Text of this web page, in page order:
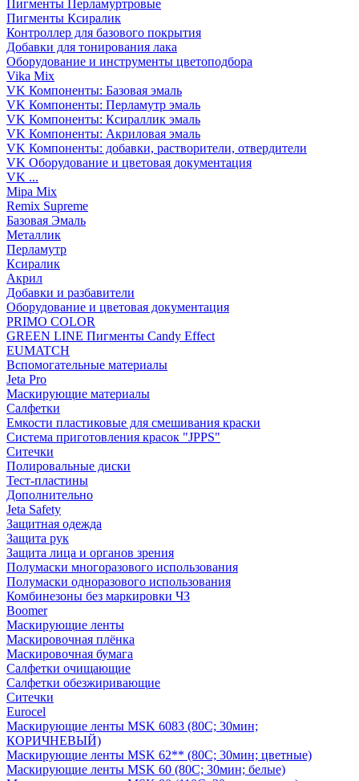
Пигменты Перламуртровые
Пигменты Ксиралик
Контроллер для базового покрытия
Добавки для тонирования лака
Оборудование и инструменты цветоподбора
Vika Mix
VK Компоненты: Базовая эмаль
VK Компоненты: Перламутр эмаль
VK Компоненты: Ксираллик эмаль
VK Компоненты: Акриловая эмаль
VK Компоненты: добавки, растворители, отвердители
VK Оборудование и цветовая документация
VK ...
Mipa Mix
Remix Supreme
Базовая Эмаль
Металлик
Перламутр
Ксиралик
Акрил
Добавки и разбавители
Оборудование и цветовая документация
PRIMO COLOR
GREEN LINE Пигменты Candy Effect
EUMATCH
Вспомогательные материалы
Jeta Pro
Маскирующие материалы
Салфетки
Емкости пластиковые для смешивания краски
Система приготовления красок "JPPS"
Ситечки
Полировальные диски
Тест-пластины
Дополнительно
Jeta Safety
Защитная одежда
Защита рук
Защита лица и органов зрения
Полумаски многоразового использования
Полумаски одноразового использования
Комбинезоны без маркировки ЧЗ
Boomer
Маскирующие ленты
Маскировочная плёнка
Маскировочная бумага
Салфетки очищающие
Салфетки обезжиривающие
Ситечки
Euroсel
Маскирующие ленты MSK 6083 (80С; 30мин;
КОРИЧНЕВЫЙ)
Маскирующие ленты MSK 62** (80С; 30мин; цветные)
Маскирующие ленты MSK 60 (80С; 30мин; белые)